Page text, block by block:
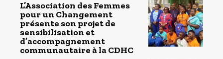
L’Association des Femmes
pour un Changement
présente son projet de
sensibilisation et
d’accompagnement
communautaire à la CDHC